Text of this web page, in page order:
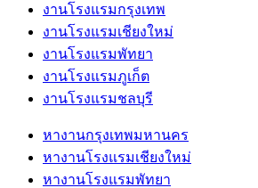
งานโรงแรมกรุงเทพ
งานโรงแรมเชียงใหม่
งานโรงแรมพัทยา
งานโรงแรมภูเก็ต
งานโรงแรมชลบุรี
หางานกรุงเทพมหานคร
หางานโรงแรมเชียงใหม่
หางานโรงแรมพัทยา